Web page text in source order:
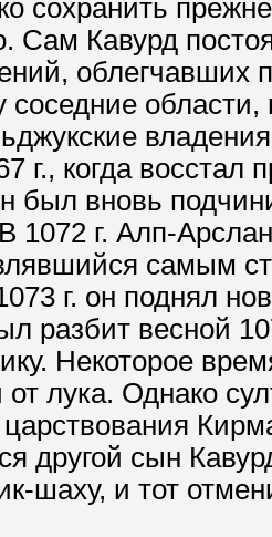
сохранить
Сам Кавурд
облегчавших
соседние
г., когда
был вновь
В 1072 г. Алп-
самым
г. он поднял
разбит весной
Некоторое
от лука. Однако
царствования
другой сын
шаху, и тот